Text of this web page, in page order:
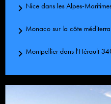
Nice dans les Alpes-
Monaco sur la côte
Montpellier dans l'Hérault